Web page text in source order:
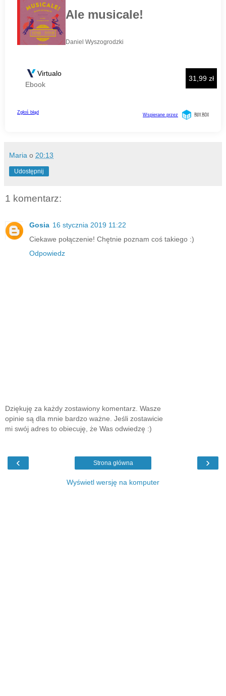
Maria o 20:13
Udostępnij
1 komentarz:
Gosia 16 stycznia 2019 11:22
Ciekawe połączenie! Chętnie poznam coś takiego :)
Odpowiedz
Dziękuję za każdy zostawiony komentarz. Wasze
opinie są dla mnie bardzo ważne. Jeśli zostawicie
mi swój adres to obiecuję, że Was odwiedzę :)
‹ ›
Strona główna
Wyświetl wersję na komputer